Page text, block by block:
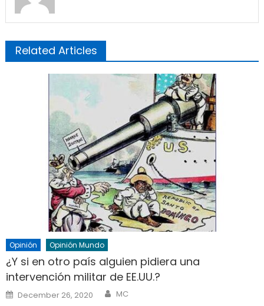
Related Articles
Opinión Opinión Mundo
¿Y si en otro país alguien pidiera una
intervención militar de EE.UU.?
Posted
on
December 26, 2020 Author
MC